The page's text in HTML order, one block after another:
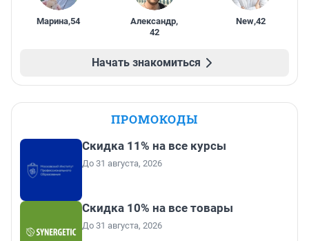
Марина,54 Александр,
42
New,42
Начать знакомиться
ПРОМОКОДЫ
Скидка 11% на все курсы
До 31 августа, 2026
Скидка 10% на все товары
До 31 августа, 2026